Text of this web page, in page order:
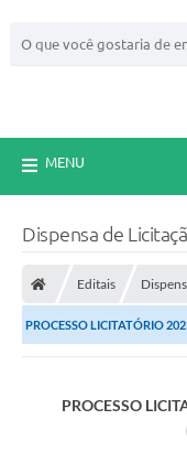
MENU
Dispensa de
Editais
PROCESSO LICITATÓRIO
PROCESSO